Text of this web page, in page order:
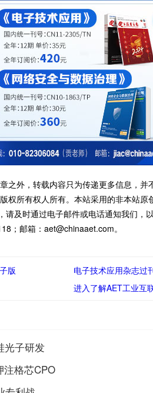
之外，转载内容只为传递更多信息，
权所有权人所有。本站采用的非本站
请及时通过电子邮件或电话通知我们，
；邮箱：aet@chinaaet.com。
版
电子技术应用杂志过
进入了解AET工业互
光子研发
注格芯CPO